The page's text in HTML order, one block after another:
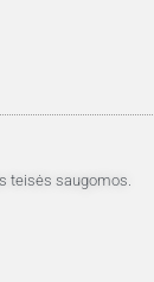
teisės saugomos.